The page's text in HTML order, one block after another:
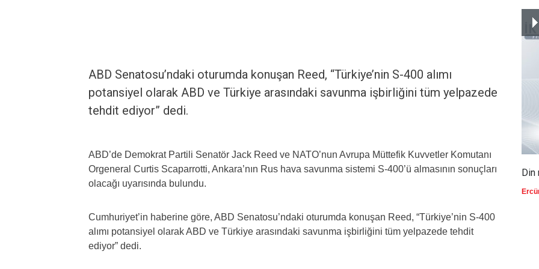
ABD Senatosu’ndaki oturumda konuşan Reed, “Türkiye’nin S-400 alımı
potansiyel olarak ABD ve Türkiye arasındaki savunma işbirliğini tüm yelpazede
tehdit ediyor” dedi.
ABD’de Demokrat Partili Senatör Jack Reed ve NATO’nun Avrupa Müttefik Kuvvetler Komutanı
Orgeneral Curtis Scaparrotti, Ankara’nın Rus hava savunma sistemi S-400’ü almasının sonuçları
olacağı uyarısında bulundu.
Cumhuriyet’in haberine göre, ABD Senatosu’ndaki oturumda konuşan Reed, “Türkiye’nin S-400
alımı potansiyel olarak ABD ve Türkiye arasındaki savunma işbirliğini tüm yelpazede tehdit
ediyor” dedi.
Din